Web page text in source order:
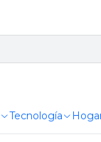
Tecnología